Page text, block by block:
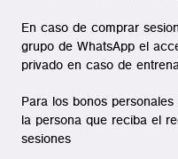
En caso de comprar
grupo de WhatsApp el
privado en caso de
Para los bonos
la persona que reciba el
sesiones